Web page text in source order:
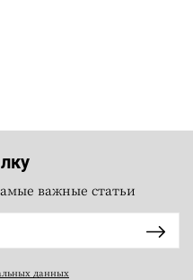
важные статьи
данных